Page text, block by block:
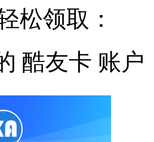
松领取：
酷友卡 账户